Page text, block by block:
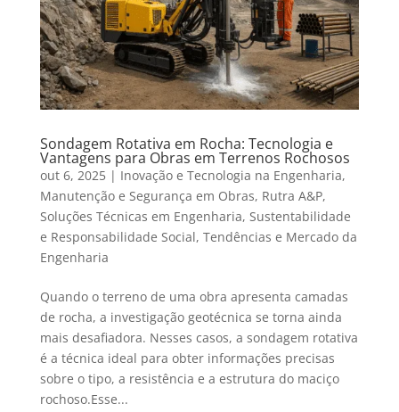
Sondagem Rotativa em Rocha: Tecnologia e
Vantagens para Obras em Terrenos Rochosos
out 6, 2025| Inovação e Tecnologia na Engenharia,
Manutenção e Segurança em Obras, Rutra A&P,
Soluções Técnicas em Engenharia, Sustentabilidade
e Responsabilidade Social, Tendências e Mercado da
Engenharia
Quando o terreno de uma obra apresenta camadas
de rocha, a investigação geotécnica se torna ainda
mais desafiadora. Nesses casos, a sondagem rotativa
é a técnica ideal para obter informações precisas
sobre o tipo, a resistência e a estrutura do maciço
rochoso.Esse...